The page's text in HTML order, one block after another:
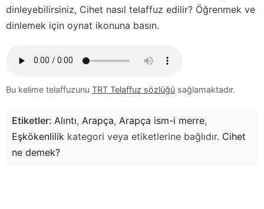
dinleyebilirsiniz, Cihet nasıl telaffuz edilir? Öğrenmek ve
dinlemek için oynat ikonuna basın.
Bu kelime telaffuzunu TRT Telaffuz sözlüğü sağlamaktadır.
Etiketler: Alıntı, Arapça, Arapça ism-i merre,
Eşkökenlilik kategori veya etiketlerine bağlıdır. Cihet
ne demek?